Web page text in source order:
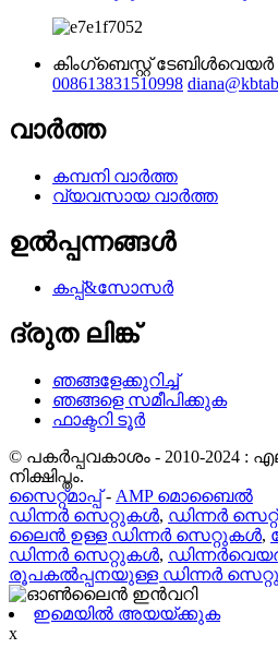
കിംഗ്ബെസ്റ്റ് ടേബിൾവെയർ
008613831510998
വാർത്ത
കമ്പനി വാർത്ത
വ്യവസായ വാർത്ത
ഉൽപ്പന്നങ്ങൾ
കപ്പ്&സോസർ
ദ്രുത ലിങ്ക്
ഞങ്ങളേക്കുറിച്ച്
ഞങ്ങളെ സമീപിക്കുക
ഫാക്ടറി ടൂർ
© പകർപ്പവകാശം - 2010-2024
നിക്ഷിപ്തം.
സൈറ്റ്മാപ്പ്- AMP മൊബൈൽ
ഡിന്നർ സെറ്റുകൾ, ഡിന്നർ
ലൈൻ ഉള്ള ഡിന്നർ സെറ്റുകൾ,
ഡിന്നർ സെറ്റുകൾ,
രൂപകൽപ്പനയുള്ള ഡിന്നർ
ഇമെയിൽ അയയ്ക്കുക
x